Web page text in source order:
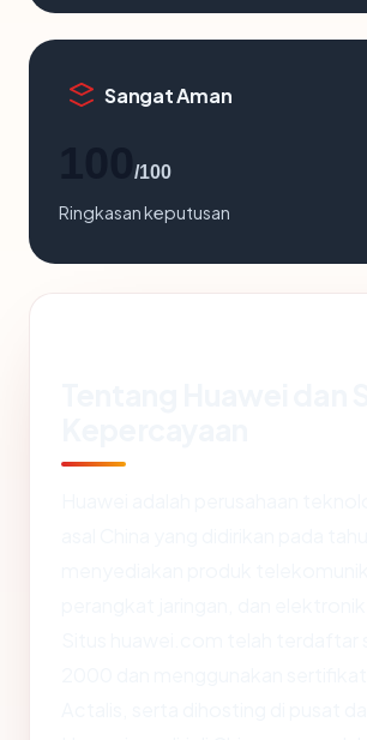
Sangat Aman
/100
Ringkasan keputusan